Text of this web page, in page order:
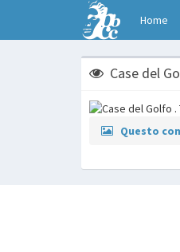
Home
Case del
Questo